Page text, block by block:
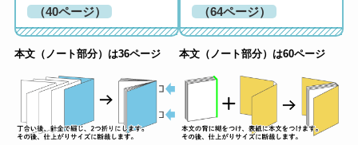
（40ページ）
本文（ノート部分）は36ページ
（64ページ）
本文（ノート部分）は60ページ